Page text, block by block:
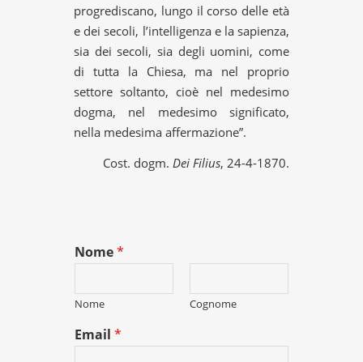
progrediscano, lungo il corso delle età
e dei secoli, l’intelligenza e la sapienza,
sia dei secoli, sia degli uomini, come
di tutta la Chiesa, ma nel proprio
settore soltanto, cioè nel medesimo
dogma, nel medesimo significato,
nella medesima affermazione”.
Cost. dogm. Dei Filius, 24-4-1870.
Nome*
Nome Cognome
Email*